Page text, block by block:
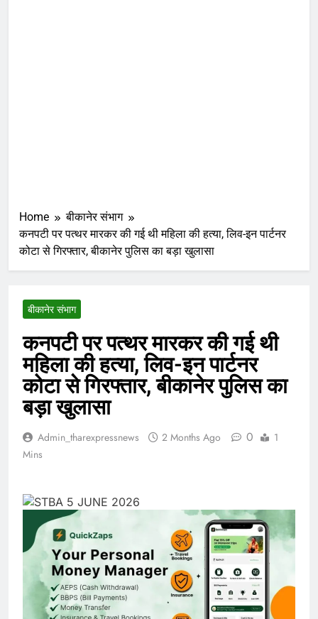
Home
बीकानेर संभाग
कनपटी पर पत्थर मारकर की गई थी महिला की हत्या, लिव-इन पार्टनर
कोटा से गिरफ्तार, बीकानेर पुलिस का बड़ा खुलासा
बीकानेर संभाग
कनपटी पर पत्थर मारकर की गई थी
महिला की हत्या, लिव-इन पार्टनर
कोटा से गिरफ्तार, बीकानेर पुलिस का
बड़ा खुलासा
Admin_tharexpressnews 2 Months Ago 0
1
Mins